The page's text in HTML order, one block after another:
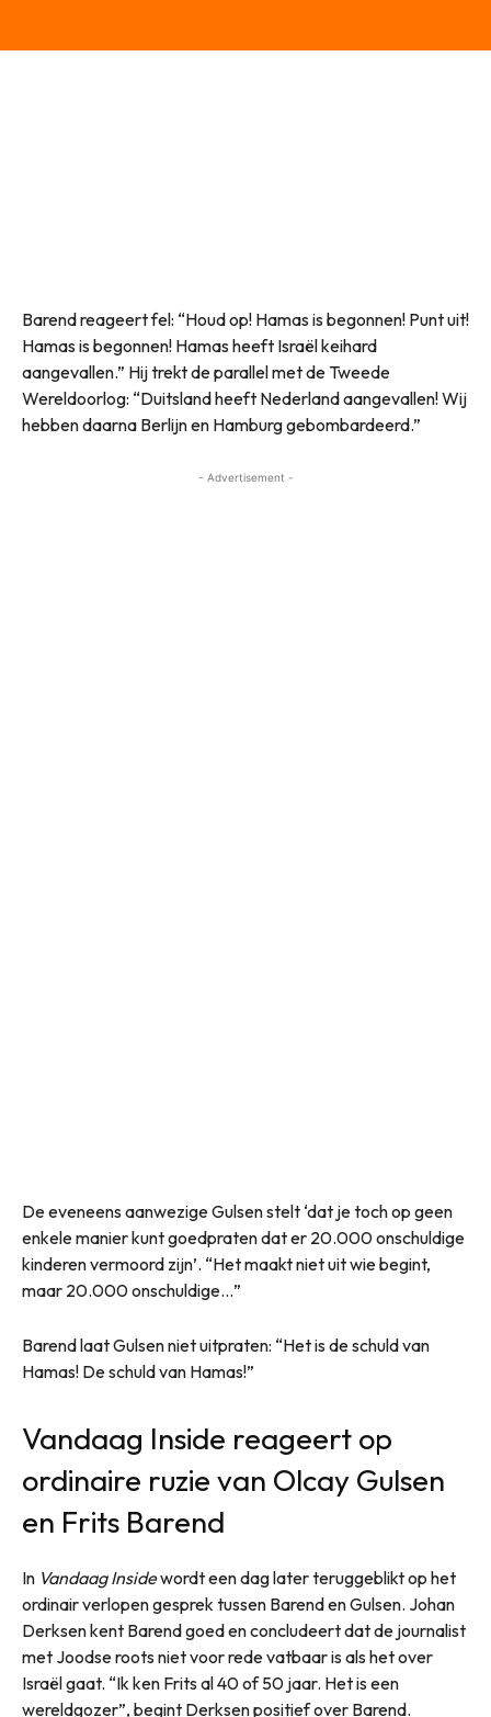
Barend reageert fel: “Houd op! Hamas is begonnen! Punt uit!
Hamas is begonnen! Hamas heeft Israël keihard
aangevallen.” Hij trekt de parallel met de Tweede
Wereldoorlog: “Duitsland heeft Nederland aangevallen! Wij
hebben daarna Berlijn en Hamburg gebombardeerd.”
- Advertisement -
De eveneens aanwezige Gulsen stelt ‘dat je toch op geen
enkele manier kunt goedpraten dat er 20.000 onschuldige
kinderen vermoord zijn’. “Het maakt niet uit wie begint,
maar 20.000 onschuldige…”
Barend laat Gulsen niet uitpraten: “Het is de schuld van
Hamas! De schuld van Hamas!”
Vandaag Inside reageert op
ordinaire ruzie van Olcay Gulsen
en Frits Barend
In Vandaag Insidewordt een dag later teruggeblikt op het
ordinair verlopen gesprek tussen Barend en Gulsen. Johan
Derksen kent Barend goed en concludeert dat de journalist
met Joodse roots niet voor rede vatbaar is als het over
Israël gaat. “Ik ken Frits al 40 of 50 jaar. Het is een
wereldgozer”, begint Derksen positief over Barend.